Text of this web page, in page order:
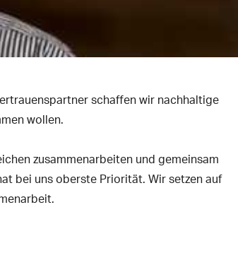
schaffen wir nachhaltige
wollen.
zusammenarbeiten und gemeinsam
bei uns oberste Priorität. Wir setzen auf